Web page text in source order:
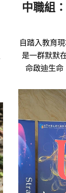
中職組
自踏入教育
是一群默默
命啟迪生命